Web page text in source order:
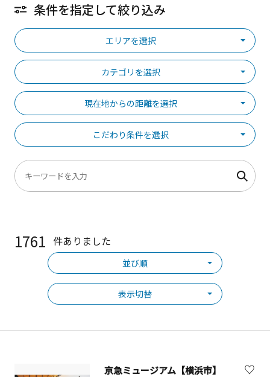
条件を指定して絞り込み
エリアを選択
カテゴリを選択
現在地からの距離を選択
こだわり条件を選択
1761 件ありました
並び順
表示切替
京急ミュージアム【横浜市】